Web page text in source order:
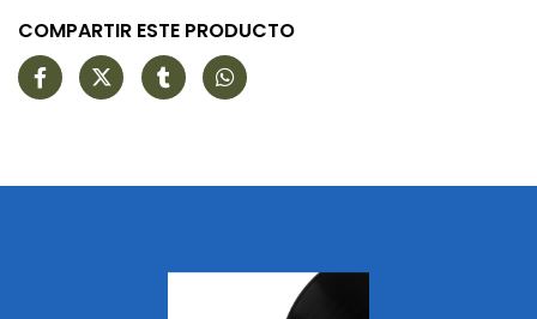
COMPARTIR ESTE PRODUCTO